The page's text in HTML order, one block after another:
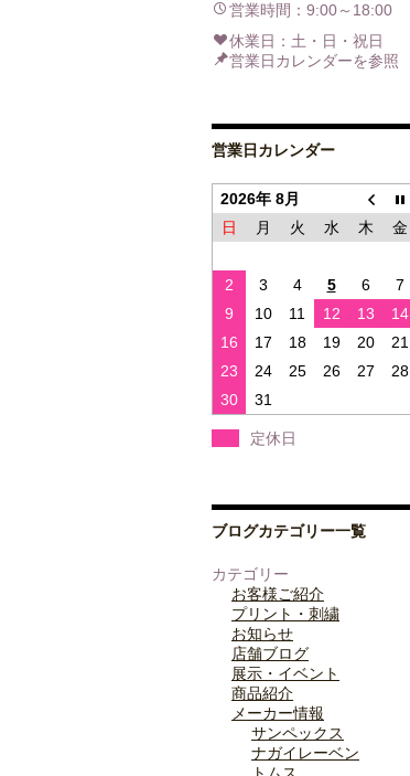
営業時間：9:00～18:00
休業日：土・日・祝日
営業日カレンダーを参照
営業日カレンダー
2026年 8月
日
月 火 水 木 金
2
3 4 5 6 7
9
10 11 12 13 14
16
17 18 19 20 21
23
24 25 26 27 28
30
31
定休日
ブログカテゴリー一覧
カテゴリー
お客様ご紹介
プリント・刺繍
お知らせ
店舗ブログ
展示・イベント
商品紹介
メーカー情報
サンペックス
ナガイレーベン